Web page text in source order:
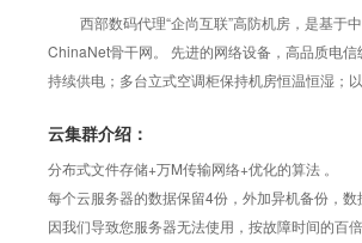
西部数码代理“企尚互联”高防机房，是基于中
ChinaNet骨干网。 先进的网络设备，高品质电
持续供电；多台立式空调柜保持机房恒温恒湿；
云集群介绍：
分布式文件存储+万M传输网络+优化的算法 。
每个云服务器的数据保留4份，外加异机备份，数
因我们导致您服务器无法使用，按故障时间的百倍